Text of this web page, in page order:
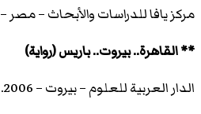
مركز يافا للدراسات والأبحاث – مصر – 2003.
** القاهرة.. بيروت.. باريس (رواية)
الدار العربية للعلوم – بيروت – 2006.